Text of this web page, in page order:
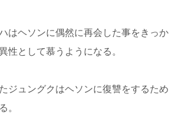
はヘソンに偶然に再会した事をきっか
性として慕うようになる。
ジュングクはヘソンに復讐をするため
。